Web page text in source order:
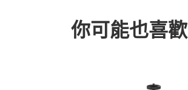
你可能也喜歡